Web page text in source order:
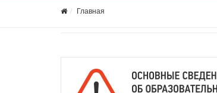
Главная